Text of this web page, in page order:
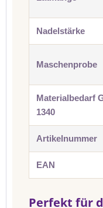
Nadelstärke
Maschenprobe
Materialbedarf
1340
Artikelnummer
EAN
Perfekt für